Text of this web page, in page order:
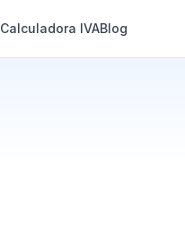
Calculadora IVABlog